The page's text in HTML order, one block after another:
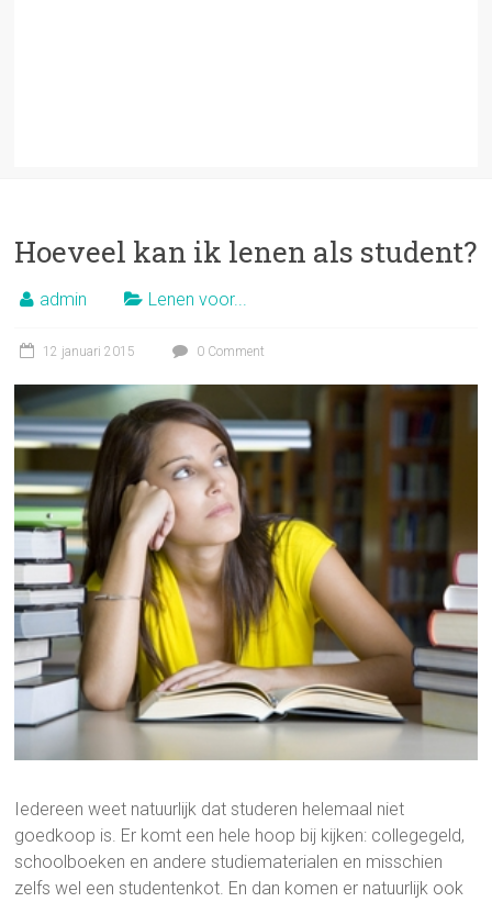
Hoeveel kan ik lenen als student?
admin Lenen voor...
12 januari 2015 0 Comment
Iedereen weet natuurlijk dat studeren helemaal niet
goedkoop is. Er komt een hele hoop bij kijken: collegegeld,
schoolboeken en andere studiematerialen en misschien
zelfs wel een studentenkot. En dan komen er natuurlijk ook